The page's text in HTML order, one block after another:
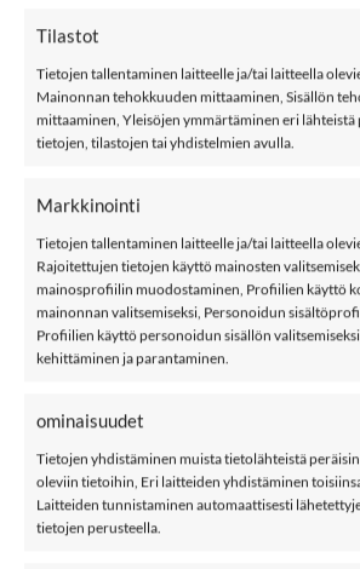
Tilastot
Tietojen tallentaminen laitteelle ja/tai laitteella
Mainonnan tehokkuuden mittaaminen, Sisällön
mittaaminen, Yleisöjen ymmärtäminen eri lähteistä
tietojen, tilastojen tai yhdistelmien avulla.
Markkinointi
Tietojen tallentaminen laitteelle ja/tai laitteella
Rajoitettujen tietojen käyttö mainosten
mainosprofiilin muodostaminen, Profiilien käyttö
mainonnan valitsemiseksi, Personoidun
Profiilien käyttö personoidun sisällön
kehittäminen ja parantaminen.
ominaisuudet
Tietojen yhdistäminen muista tietolähteistä peräisin
oleviin tietoihin, Eri laitteiden yhdistäminen
Laitteiden tunnistaminen automaattisesti
tietojen perusteella.
KUVAUS
METSOLA BELL SLEEVE
paita, Licorice
boxi. Upeat kellohihat. Materiaalina
Metsola on yksi Suomen vanhimmista
lastenvaatebrändeistä, mutta
naistenmuotia. Se valmistaa tuotteensa